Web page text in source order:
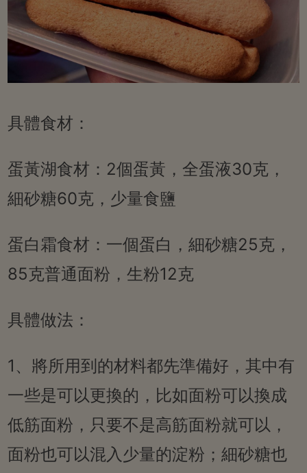
具體食材：
蛋黃湖食材：2個蛋黃，全蛋液30克，
細砂糖60克，少量食鹽
蛋白霜食材：一個蛋白，細砂糖25克，
85克普通面粉，生粉12克
具體做法：
1、將所用到的材料都先準備好，其中有
一些是可以更換的，比如面粉可以換成
低筋面粉，只要不是高筋面粉就可以，
面粉也可以混入少量的淀粉；細砂糖也